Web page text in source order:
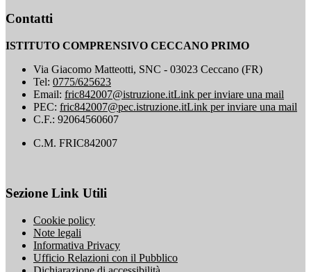
Contatti
ISTITUTO COMPRENSIVO CECCANO PRIMO
Via Giacomo Matteotti, SNC - 03023 Ceccano (FR)
Tel: 0775/625623
Email: fric842007@istruzione.itLink per inviare una mail
PEC: fric842007@pec.istruzione.itLink per inviare una mail
C.F.: 92064560607
C.M. FRIC842007
Sezione Link Utili
Cookie policy
Note legali
Informativa Privacy
Ufficio Relazioni con il Pubblico